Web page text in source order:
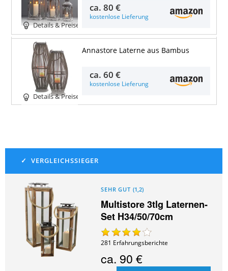
Details & Preise
ca.80 €
kostenlose Lieferung
Details & Preise
Annastore Laterne aus Bambus
ca.60 €
kostenlose Lieferung
SEHR GUT (1,2)
Multistore 3tlg Laternen-
Set H34/50/70cm
281 Erfahrungsberichte
ca. 90 €